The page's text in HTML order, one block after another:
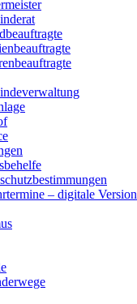
– digitale Version